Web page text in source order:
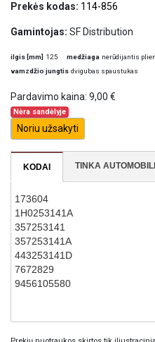
Prekės kodas: 114-856
Gamintojas: SF Distribution
ilgis [mm] 125 medžiaga nerūdijantis
vamzdžio jungtis dvigubas spaustukas
Pardavimo kaina: 9,00 €
Nėra sandėlyje
Noriu užsakyti
KODAI TINKA
173604
1H0253141A
357253141
357253141A
443253141D
7672829
9456105580